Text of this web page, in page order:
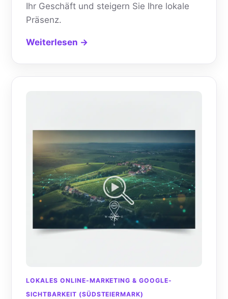
Ihr Geschäft und steigern Sie Ihre lokale
Präsenz.
Weiterlesen →
LOKALES ONLINE-MARKETING & GOOGLE-
SICHTBARKEIT (SÜDSTEIERMARK)